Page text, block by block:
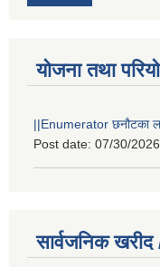
योजना तथा
||Enumerator छनौटका
Post date: 07/30/
सार्वजनिक